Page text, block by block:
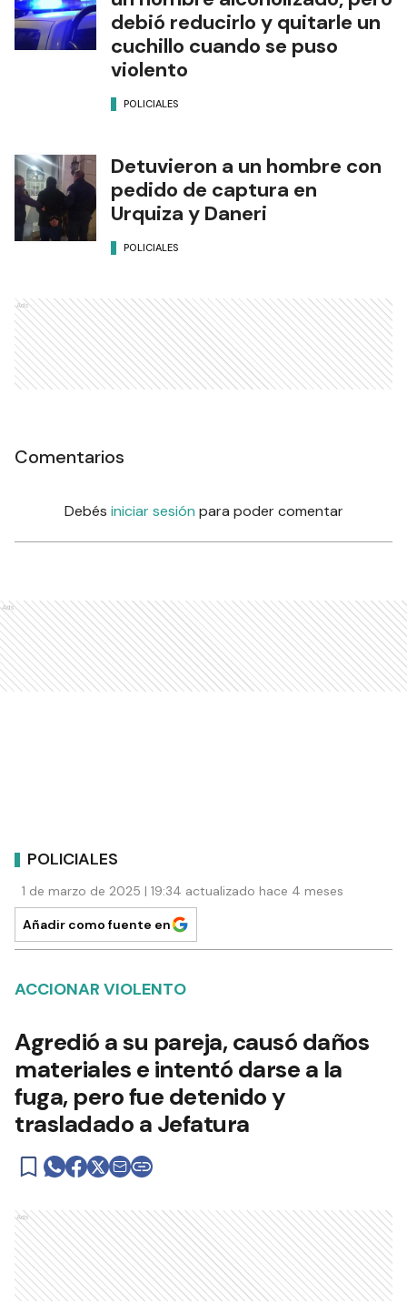
debió reducirlo y quitarle un
cuchillo cuando se puso
violento
POLICIALES
Detuvieron a un hombre con
pedido de captura en
Urquiza y Daneri
POLICIALES
Ads
Comentarios
Debés iniciar sesión para poder comentar
Ads
POLICIALES
1 de marzo de 2025 | 19:34 actualizado hace 4 meses
Añadir como fuente en
ACCIONAR VIOLENTO
Agredió a su pareja, causó daños
materiales e intentó darse a la
fuga, pero fue detenido y
trasladado a Jefatura
Ads